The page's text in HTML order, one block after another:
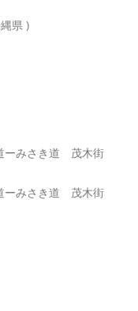
県 )
ーみさき道 茂木街
ーみさき道 茂木街